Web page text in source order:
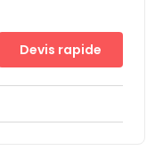
Devis rapide